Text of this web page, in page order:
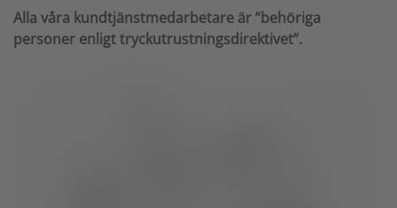
Alla våra kundtjänstmedarbetare är ”behöriga
personer enligt tryckutrustningsdirektivet”.